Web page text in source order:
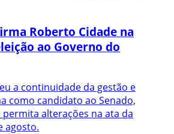
Roberto Cidade na
ao Governo do
a continuidade da gestão e
como candidato ao Senado,
alterações na ata da
agosto.